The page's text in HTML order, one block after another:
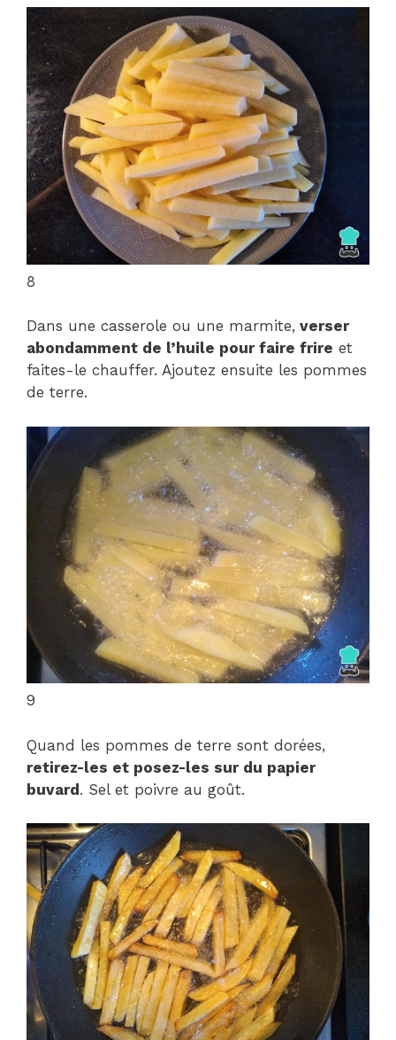
8
Dans une casserole ou une marmite, verser
abondamment de l’huile pour faire frire et
faites-le chauffer. Ajoutez ensuite les pommes
de terre.
9
Quand les pommes de terre sont dorées,
retirez-les et posez-les sur du papier
buvard. Sel et poivre au goût.